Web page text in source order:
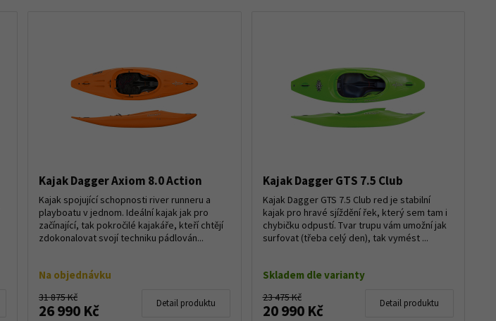
Kajak Dagger Axiom 8.0 Action
Kajak spojující schopnosti river runneru a
playboatu v jednom. Ideální kajak jak pro
začínající, tak pokročilé kajakáře, kteří chtějí
zdokonalovat svojí techniku pádlován...
Na objednávku
31 875 Kč
26 990 Kč Detail produktu
Kajak Dagger GTS 7.5 Club
Kajak Dagger GTS 7.5 Club red je stabilní
kajak pro hravé sjíždění řek, který sem tam i
chybičku odpustí. Tvar trupu vám umožní jak
surfovat (třeba celý den), tak vymést ...
Skladem dle varianty
23 475 Kč
20 990 Kč Detail produktu